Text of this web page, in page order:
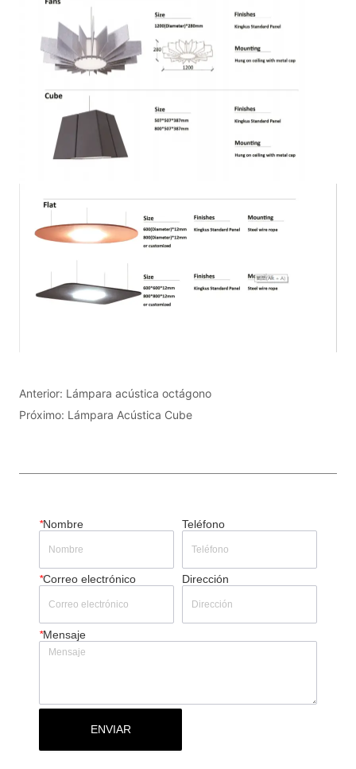
Anterior: Lámpara acústica octágono
Próximo: Lámpara Acústica Cube
*Nombre Teléfono
*Correo electrónico Dirección
*Mensaje
ENVIAR